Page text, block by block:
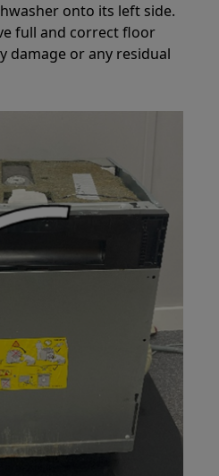
onto its left side.
full and correct floor
damage or any residual